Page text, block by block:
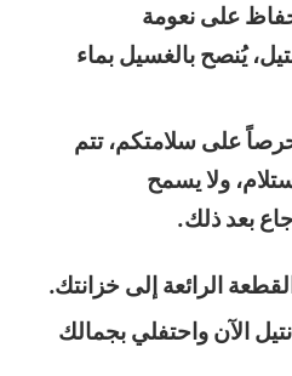
على نعومة
يُنصح بالغسيل بماء
على سلامتكم، تتم
ولا يسمح
بعد ذلك.
الرائعة إلى خزانتك.
الآن واحتفلي بجمالك